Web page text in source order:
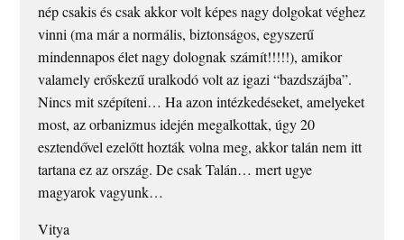
nép csakis és csak akkor volt képes nagy dolgokat véghez
vinni (ma már a normális, biztonságos, egyszerű
mindennapos élet nagy dolognak számít!!!!!), amikor
valamely erőskezű uralkodó volt az igazi “bazdszájba”.
Nincs mit szépíteni… Ha azon intézkedéseket, amelyeket
most, az orbanizmus idején megalkottak, úgy 20
esztendővel ezelőtt hozták volna meg, akkor talán nem itt
tartana ez az ország. De csak Talán… mert ugye
magyarok vagyunk…
Vitya